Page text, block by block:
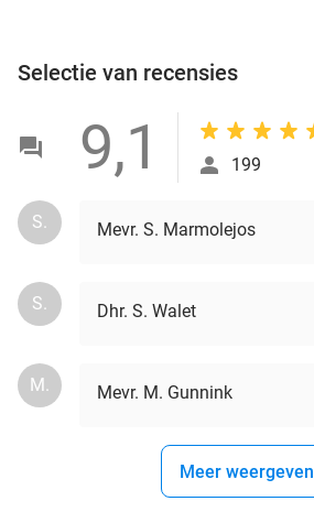
Selectie van recensies
9,1 199
S. Mevr. S. Marmolejos
S. Dhr. S. Walet
M. Mevr. M. Gunnink
Meer weergeven